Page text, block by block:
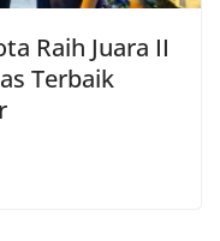
Raih Juara II
Terbaik